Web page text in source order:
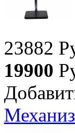
23882
19900